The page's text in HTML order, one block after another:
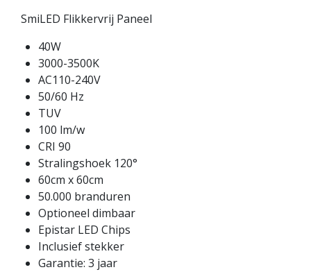
SmiLED Flikkervrij Paneel
40W
3000-3500K
AC110-240V
50/60 Hz
TUV
100 lm/w
CRI 90
Stralingshoek 120°
60cm x 60cm
50.000 branduren
Optioneel dimbaar
Epistar LED Chips
Inclusief stekker
Garantie: 3 jaar